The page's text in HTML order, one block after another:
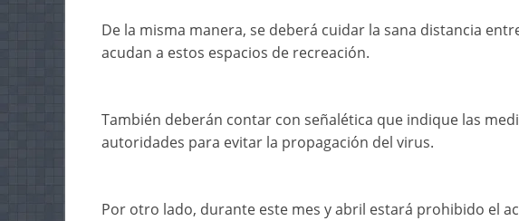
De la misma manera, se deberá cuidar la sana distancia
acudan a estos espacios de recreación.
También deberán contar con señalética que indique las
autoridades para evitar la propagación del virus.
Por otro lado, durante este mes y abril estará prohibido el